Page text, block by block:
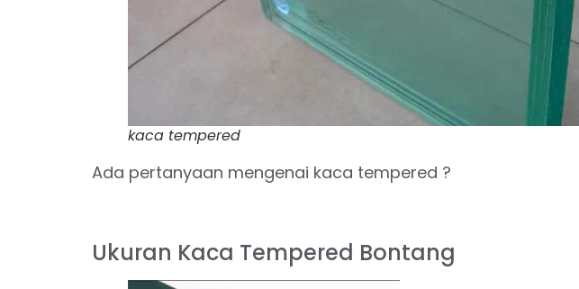
kaca tempered
Ada pertanyaan mengenai kaca tempered ?
Ukuran Kaca Tempered Bontang